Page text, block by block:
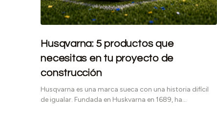
Husqvarna: 5 productos que
necesitas en tu proyecto de
construcción
Husqvarna es una marca sueca con una historia difícil
de igualar. Fundada en Huskvarna en 1689, ha